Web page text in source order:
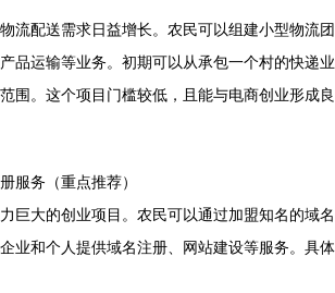
流配送需求日益增长。农民可以组建小型物流团
品运输等业务。初期可以从承包一个村的快递业
围。这个项目门槛较低，且能与电商创业形成良
服务（重点推荐）
巨大的创业项目。农民可以通过加盟知名的域名
业和个人提供域名注册、网站建设等服务。具体